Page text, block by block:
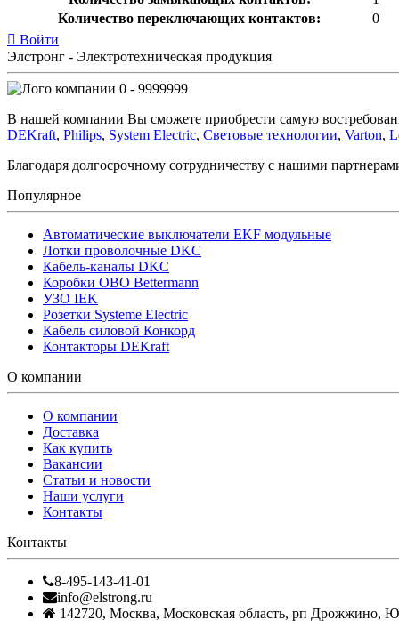
Количество переключающих контактов:
0
Войти
Элстронг - Электротехническая продукция
0 - 9999999
В нашей компании Вы сможете приобрести самую
DEKraft, Philips, System Electric, Световые технологии, Varton,
Благодаря долгосрочному сотрудничеству с нашими
Популярное
Автоматические выключатели EKF модульные
Лотки проволочные DKC
Кабель-каналы DKC
Коробки OBO Bettermann
УЗО IEK
Розетки Systeme Electric
Кабель силовой Конкорд
Контакторы DEKraft
О компании
О компании
Доставка
Как купить
Вакансии
Статьи и новости
Наши услуги
Контакты
Контакты
8-495-143-41-01
info@elstrong.ru
142720, Москва, Московская область, рп Дрожжино,